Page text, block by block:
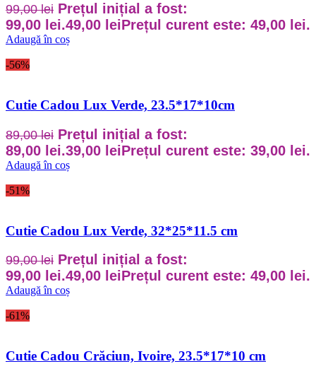
99,00lei Prețul inițial a fost:
99,00 lei.49,00 leiPrețul curent este: 49,00 lei.
Adaugă în coș
-56%
Cutie Cadou Lux Verde, 23.5*17*10cm
89,00lei Prețul inițial a fost:
89,00 lei.39,00 leiPrețul curent este: 39,00 lei.
Adaugă în coș
-51%
Cutie Cadou Lux Verde, 32*25*11.5 cm
99,00lei Prețul inițial a fost:
99,00 lei.49,00 leiPrețul curent este: 49,00 lei.
Adaugă în coș
-61%
Cutie Cadou Crăciun, Ivoire, 23.5*17*10 cm